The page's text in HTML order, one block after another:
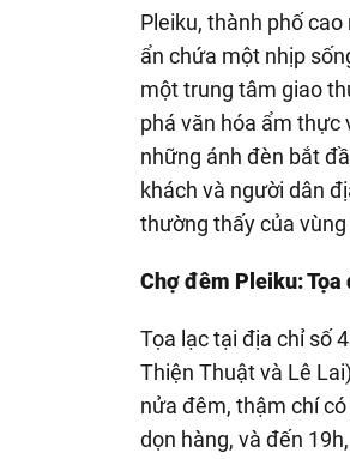
Pleiku, thành phố
ẩn chứa một nhịp
một trung tâm giao
phá văn hóa ẩm thực
những ánh đèn bắt
khách và người dân
thường thấy của
Chợ đêm Pleiku: Tọa
Tọa lạc tại địa chỉ số
Thiện Thuật và Lê
nửa đêm, thậm chí
dọn hàng, và đến